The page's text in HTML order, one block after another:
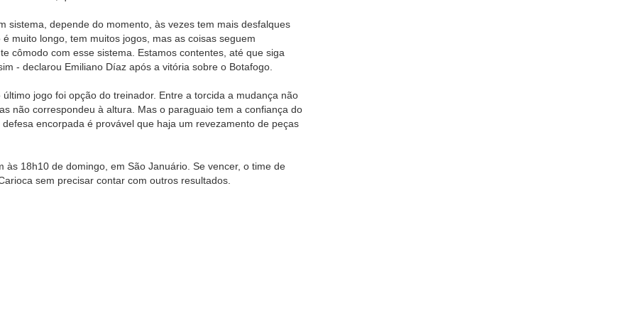
sistema, depende do momento, às vezes tem mais desfalques
muito longo, tem muitos jogos, mas as coisas seguem
cômodo com esse sistema. Estamos contentes, até que siga
- declarou Emiliano Díaz após a vitória sobre o Botafogo.
jogo foi opção do treinador. Entre a torcida a mudança não
não correspondeu à altura. Mas o paraguaio tem a confiança do
encorpada é provável que haja um revezamento de peças
às 18h10 de domingo, em São Januário. Se vencer, o time de
sem precisar contar com outros resultados.